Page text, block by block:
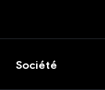
Société